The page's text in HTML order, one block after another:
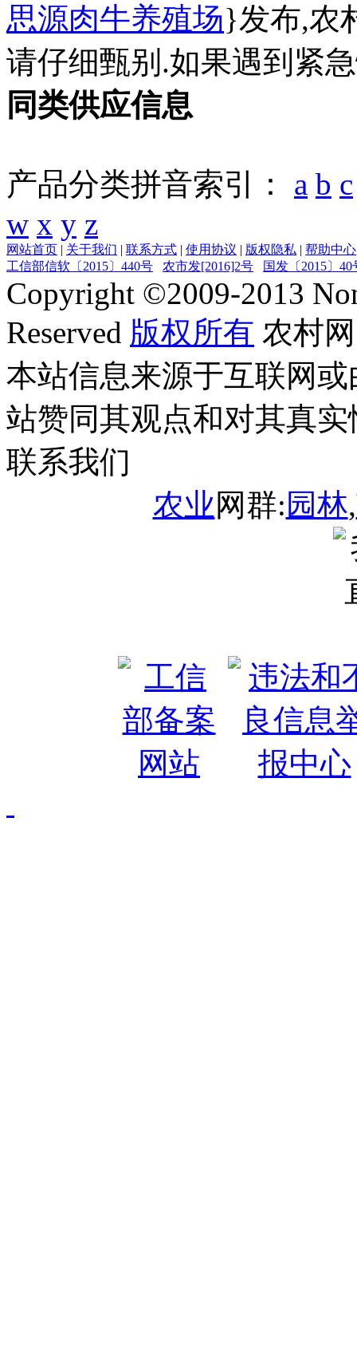
思源肉牛养殖场}发布,农
请仔细甄别.如果遇到紧
同类供应信息
产品分类拼音索引： a b c
w x y z
网站首页 | 关于我们 | 联系方式 | 使用协议 | 版权隐私 | 帮助中心
工信部信软〔2015〕440号
农市发[2016]2号 国发〔2015〕40
Copyright ©2009-2013
Reserved 版权所有 农村网
本站信息来源于互联网
站赞同其观点和对其真
联系我们
农业网群: 园林,